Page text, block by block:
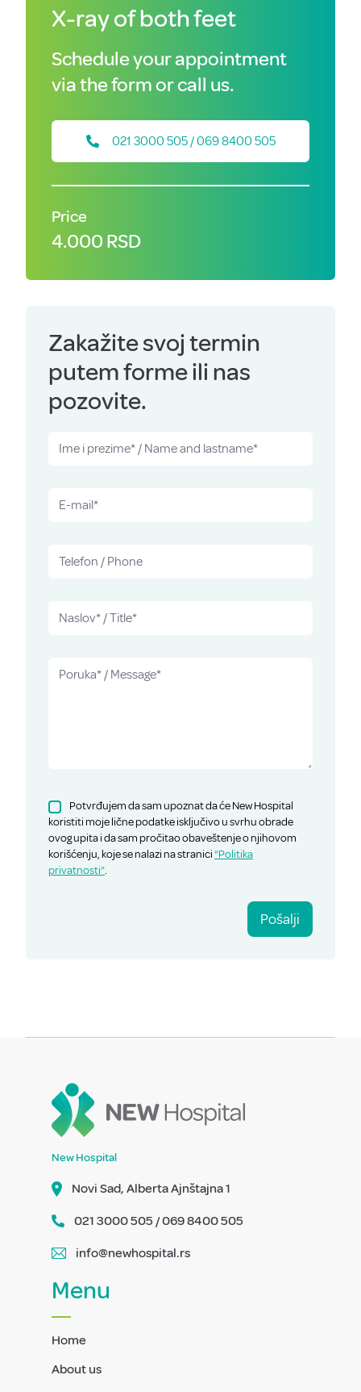
X-ray of both feet
Schedule your appointment
via the form or call us.
021 3000 505 / 069 8400 505
Price
4.000 RSD
Zakažite svoj termin
putem forme ili nas
pozovite.
Potvrđujem da sam upoznat da će New Hospital
koristiti moje lične podatke isključivo u svrhu obrade
ovog upita i da sam pročitao obaveštenje o njihovom
korišćenju, koje se nalazi na stranici“Politika
privatnosti”.
Pošalji
New Hospital
Novi Sad, Alberta Ajnštajna 1
021 3000 505 / 069 8400 505
info@newhospital.rs
Menu
Home
About us